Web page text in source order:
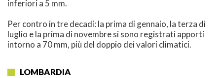
inferiori a 5 mm.
Per contro in tre decadi: la prima di gennaio, la terza di
luglio e la prima di novembre si sono registrati apporti
intorno a 70 mm, più del doppio dei valori climatici.
LOMBARDIA